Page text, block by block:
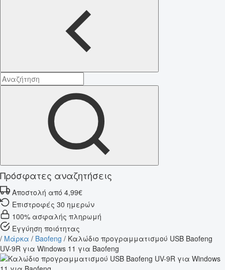
Πρόσφατες αναζητήσεις
Αποστολή από 4,99€
Επιστροφές 30 ημερών
100% ασφαλής πληρωμή
Εγγύηση ποιότητας
/ Μάρκα / Baofeng / Καλώδιο προγραμματισμού USB Baofeng
UV-9R για Windows 11 για Baofeng